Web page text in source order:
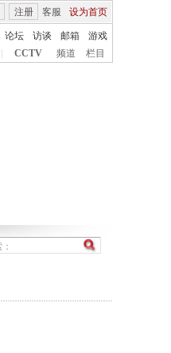
客服 设为首页
注册
论坛 访谈 邮箱
游戏
CCTV 频道 栏目